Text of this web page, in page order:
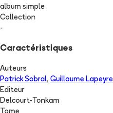
album simple
Collection
-
Caractéristiques
Auteurs
Patrick Sobral, Guillaume Lapeyre
Editeur
Delcourt-Tonkam